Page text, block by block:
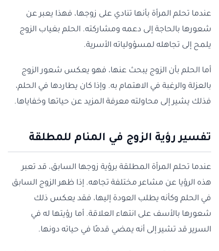
عندما تحلم المرأة بأنها تنادي على زوجها، فهذا يعبر عن
شعورها بالحاجة إلى دعمه ومشاركته. الحلم بغياب الزوج
يلمح إلى تجاهله لمسؤولياته الأسرية.
أما الحلم بأن الزوج يبحث عنها، فهو يعكس شعور الزوج
بالعزلة والرغبة في الاهتمام به. وإذا كان يطاردها في الحلم،
فذلك يشير إلى محاولته معرفة المزيد عن حياتها وخفاياها.
تفسير رؤية الزوج في المنام للمطلقة
عندما تحلم المرأة المطلقة برؤية زوجها السابق، قد تعبر
هذه الرؤيا عن مشاعر مختلفة تجاهه. إذا ظهر الزوج السابق
في الحلم وكأنه يطلب العودة إليها، فقد يعكس ذلك
شعورها بالأسف على انتهاء العلاقة. أما رؤيتها له في
السرير قد تشير إلى أنه يمضي قدمًا في حياته دونها.